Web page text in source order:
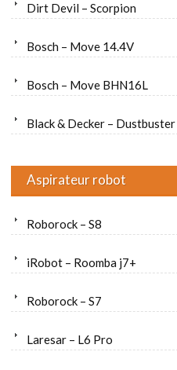
Dirt Devil – Scorpion
Bosch – Move 14.4V
Bosch – Move BHN16L
Black & Decker –
Aspirateur robot
Roborock – S8
iRobot – Roomba j7+
Roborock – S7
Laresar – L6 Pro